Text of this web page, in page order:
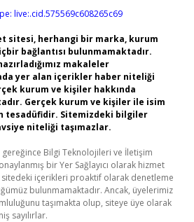
live:.cid.575569c608265c69
sitesi, herhangi bir marka, kurum
bağlantısı bulunmamaktadır.
makaleler
yer alan içerikler haber niteliği
kurum ve kişiler hakkında
Gerçek kurum ve kişiler ile isim
tesadüfidir. Sitemizdeki bilgiler
niteliği taşımazlar.
gereğince Bilgi Teknolojileri ve İletişim
bir Yer Sağlayıcı olarak hizmet
içerikleri proaktif olarak denetleme
bulunmamaktadır. Ancak, üyelerimiz
taşımakta olup, siteye üye olarak
sayılırlar.